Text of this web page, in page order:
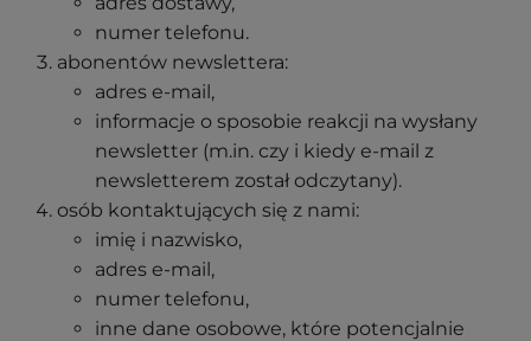
numer telefonu.
abonentów newslettera:
adres e-mail,
informacje o sposobie reakcji na wysłany
newsletter (m.in. czy i kiedy e-mail z
newsletterem został odczytany).
osób kontaktujących się z nami:
imię i nazwisko,
adres e-mail,
numer telefonu,
inne dane osobowe, które potencjalnie